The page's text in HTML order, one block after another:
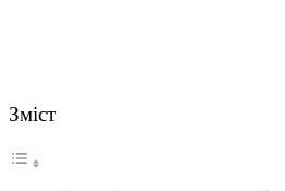
Зміст